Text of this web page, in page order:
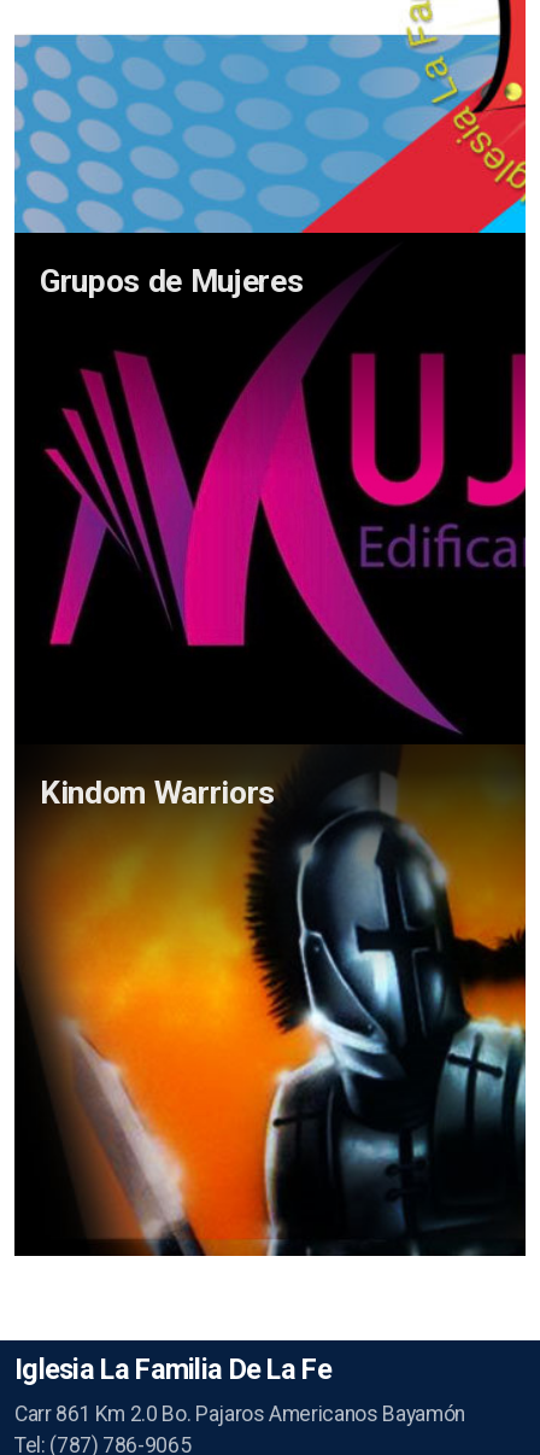
Grupos de Mujeres
Kindom Warriors
Iglesia La Familia De La Fe
Carr 861 Km 2.0 Bo. Pajaros Americanos Bayamón
Tel: (787) 786-9065